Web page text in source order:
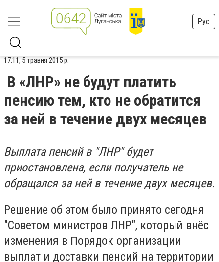
Рус
17:11, 5 травня 2015 р.
В «ЛНР» не будут платить
пенсию тем, кто не обратится
за ней в течение двух месяцев
Выплата пенсий в "ЛНР" будет
приостановлена, если получатель не
обращался за ней в течение двух месяцев.
Решение об этом было принято сегодня
"Советом министров ЛНР", который внёс
изменения в Порядок организации
выплат и доставки пенсий на территории